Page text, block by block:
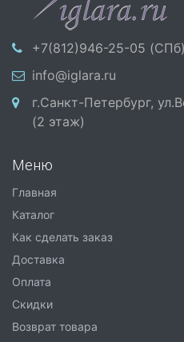
+7(812)946-25-05 (СПб)
info@iglara.ru
г.Санкт-Петербург,
(2 этаж)
Меню
Главная
Каталог
Как сделать заказ
Доставка
Оплата
Скидки
Возврат товара